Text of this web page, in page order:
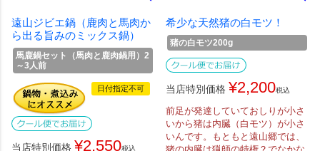
遠山ジビエ鍋（鹿肉と馬肉か
ら出る旨みのミックス鍋）
馬鹿鍋セット（馬肉と鹿肉鍋用）2
～3人前
日付指定不可
当店特別価格 ¥2,550税込
希少な天然猪の白モツ！
猪の白モツ200g
当店特別価格 ¥2,200税込
前足が発達していておしりが小さ
いから猪は内臓（白モツ）が小さ
いんです。もともと遠山郷では、